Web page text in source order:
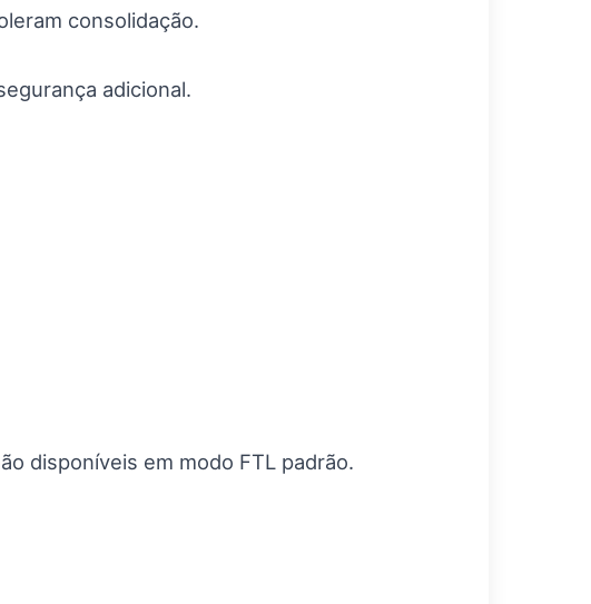
consolidação.
adicional.
disponíveis em modo FTL padrão.